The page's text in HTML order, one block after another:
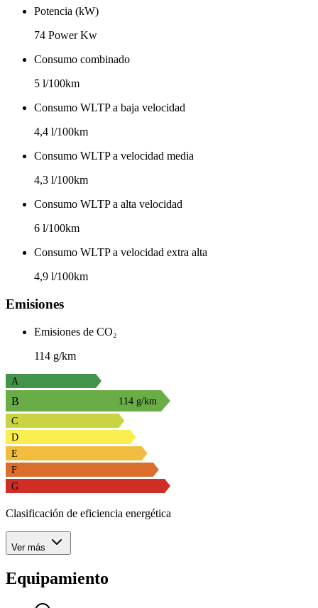
Potencia (kW)
74 Power Kw
Consumo combinado
5 l/100km
Consumo WLTP a baja velocidad
4,4 l/100km
Consumo WLTP a velocidad media
4,3 l/100km
Consumo WLTP a alta velocidad
6 l/100km
Consumo WLTP a velocidad extra alta
4,9 l/100km
Emisiones
Emisiones de CO₂
114 g/km
A
B
114 g/km
C
D
E
F
G
Clasificación de eficiencia energética
Ver más
Equipamiento